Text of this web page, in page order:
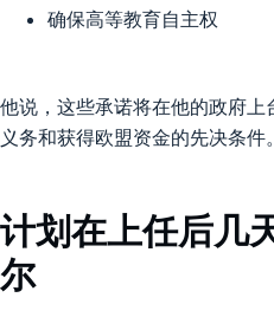
确保高等教育自主权
他说，这些承诺将在他的政府
义务和获得欧盟资金的先决条件。
计划在上任后几
尔